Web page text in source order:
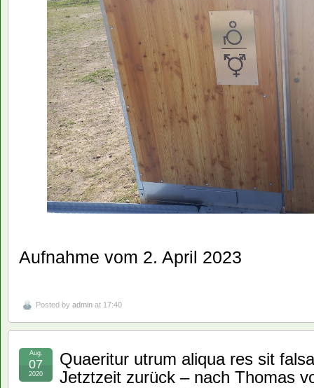
Aufnahme vom 2. April 2023
Posted by admin at 17:40
Quaeritur utrum aliqua res sit
Jetztzeit zurück – nach Thomas
Aug.
07
2020